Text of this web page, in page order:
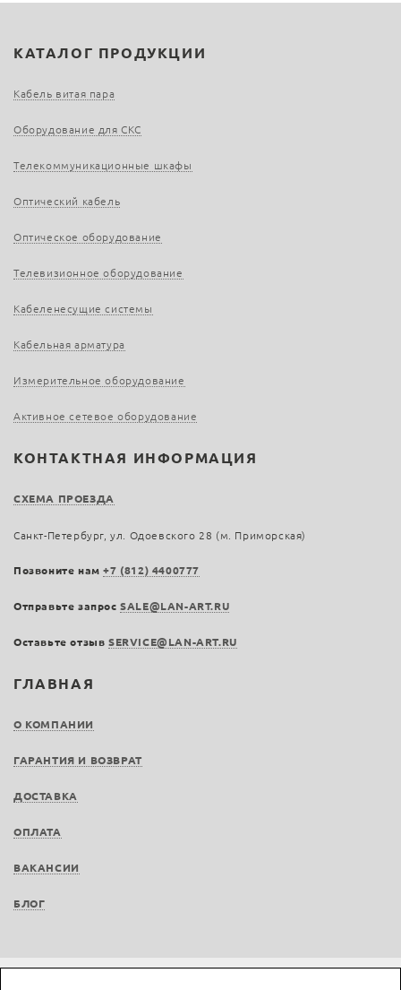
ГЛАВНАЯ
О КОМПАНИИ
ГАРАНТИЯ И ВОЗВРАТ
ДОСТАВКА
ОПЛАТА
ВАКАНСИИ
БЛОГ
КАТАЛОГ ПРОДУКЦИИ
Кабель витая пара
Оборудование для СКС
Телекоммуникационные шкафы
Оптический кабель
Оптическое оборудование
Телевизионное оборудование
Кабеленесущие системы
Кабельная арматура
Измерительное оборудование
Активное сетевое оборудование
КОНТАКТНАЯ ИНФОРМАЦИЯ
СХЕМА ПРОЕЗДА
Санкт-Петербург, ул. Одоевского 28 (м. Приморская)
Позвоните нам+7 (812) 4400777
Отправьте запросSALE@LAN-ART.RU
Оставьте отзыв SERVICE@LAN-ART.RU